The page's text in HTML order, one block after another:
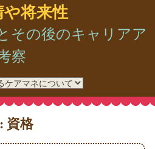
将来性
その後のキャリアア
察
資格